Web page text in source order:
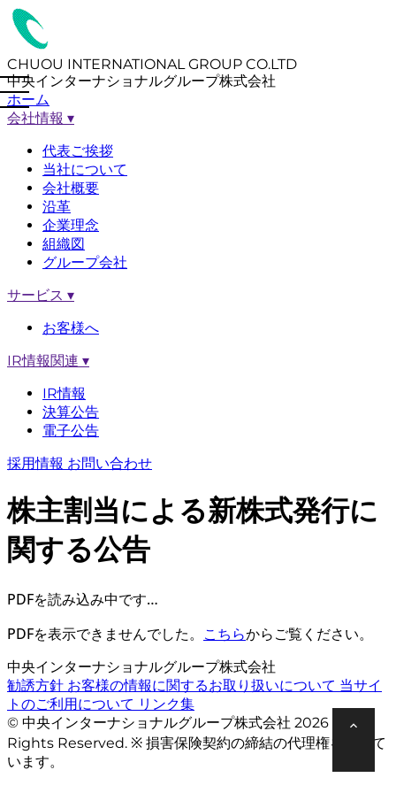
CHUOU INTERNATIONAL GROUP CO.LTD
中央インターナショナルグループ株式会社
ホーム
会社情報 ▾
代表ご挨拶
当社について
会社概要
沿革
企業理念
組織図
グループ会社
サービス ▾
お客様へ
IR情報関連 ▾
IR情報
決算公告
電子公告
採用情報 お問い合わせ
株主割当による新株式発行に
関する公告
PDFを読み込み中です…
PDFを表示できませんでした。 こちらからご覧ください。
中央インターナショナルグループ株式会社
勧誘方針 お客様の情報に関するお取り扱いについて 当サイ
トのご利用について リンク集
© 中央インターナショナルグループ株式会社 2026 All
Rights Reserved. ※ 損害保険契約の締結の代理権を有して
います。